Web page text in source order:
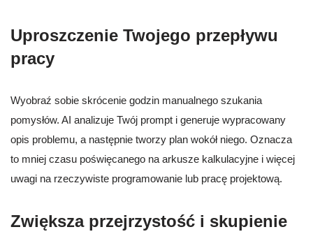
Uproszczenie Twojego przepływu
pracy
Wyobraź sobie skrócenie godzin manualnego szukania
pomysłów. AI analizuje Twój prompt i generuje wypracowany
opis problemu, a następnie tworzy plan wokół niego. Oznacza
to mniej czasu poświęcanego na arkusze kalkulacyjne i więcej
uwagi na rzeczywiste programowanie lub pracę projektową.
Zwiększa przejrzystość i skupienie